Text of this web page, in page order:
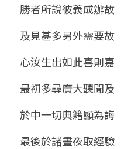
勝者所說彼義成辦故
及見甚多另外需要故
心汝生出如此喜則嘉
最初多尋廣大聽聞及
於中一切典籍顯為誨
最後於諸晝夜取經驗